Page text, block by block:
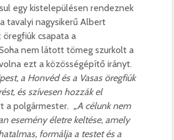
egy kistelepülésen rendeznek
tavalyi nagysikerű Albert
csapata a
nem látott tömeg szurkolt a
ezt a közösségépítő irányt.
a Honvéd és a Vasas öregfiúk
és szívesen hozzák el
a polgármester. „A célunk nem
esemény életre keltése, amely
formálja a testet és a